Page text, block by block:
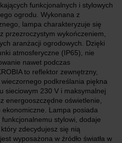
funkcjonalnych i stylowych
ogrodu. Wykonana z
lampa charakteryzuje się
przezroczystym wykończeniem,
aranżacji ogrodowych. Dzięki
atmosferyczne (IP65), nie
nawet podczas
to reflektor zewnętrzny,
podkreślania piękna
sieciowym 230 V i maksymalnej
energooszczędne oświetlenie,
Lampa posiada
stylowi, dodaje
zdecydujesz się nią
wyposażona w źródło światła w